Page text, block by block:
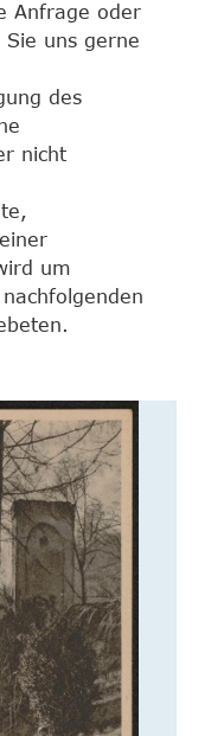
Anfrage oder
uns gerne
des
nicht
um